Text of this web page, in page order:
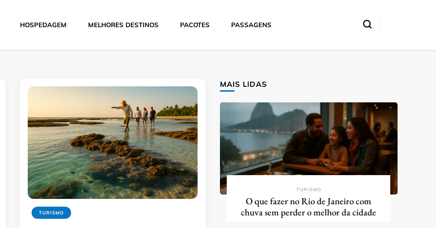
HOSPEDAGEM MELHORES DESTINOS PACOTES PASSAGENS
TURISMO
MAIS LIDAS
TURISMO
O que fazer no Rio de Janeiro com
chuva sem perder o melhor da cidade